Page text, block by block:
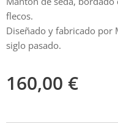
flecos.
Diseñado y fabricado por
siglo pasado.
160,00 €